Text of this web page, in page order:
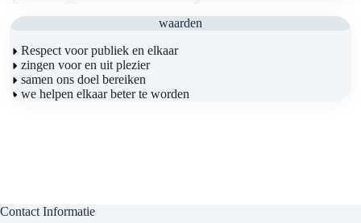
waarden
Respect voor publiek en elkaar
zingen voor en uit plezier
samen ons doel bereiken
we helpen elkaar beter te worden
Contact Informatie